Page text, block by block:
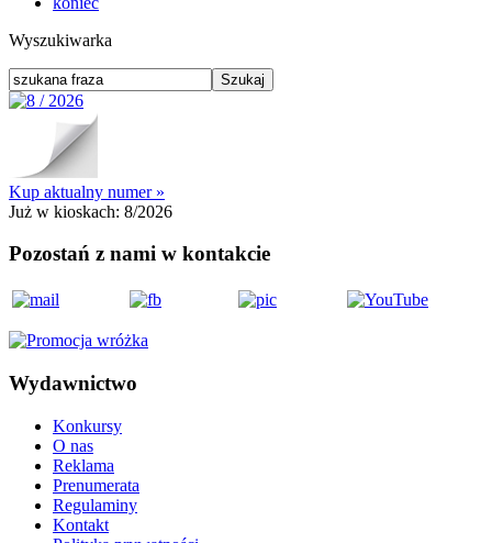
Wyszukiwarka
Kup aktualny numer »
Już w kioskach: 8/2026
Pozostań z nami w kontakcie
Wydawnictwo
Konkursy
O nas
Reklama
Prenumerata
Regulaminy
Kontakt